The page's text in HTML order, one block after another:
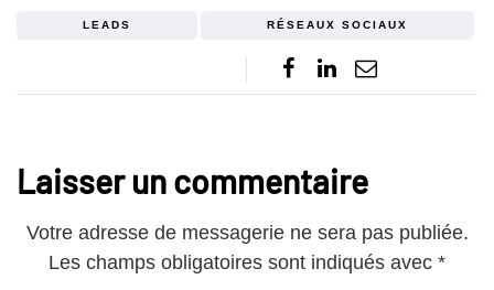
LEADS RÉSEAUX SOCIAUX
Laisser un commentaire
Votre adresse de messagerie ne sera pas publiée.
Les champs obligatoires sont indiqués avec *